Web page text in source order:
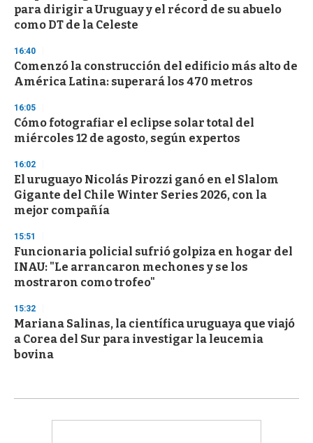
para dirigir a Uruguay y el récord de su abuelo
como DT de la Celeste
16:40
Comenzó la construcción del edificio más alto de
América Latina: superará los 470 metros
16:05
Cómo fotografiar el eclipse solar total del
miércoles 12 de agosto, según expertos
16:02
El uruguayo Nicolás Pirozzi ganó en el Slalom
Gigante del Chile Winter Series 2026, con la
mejor compañía
15:51
Funcionaria policial sufrió golpiza en hogar del
INAU: "Le arrancaron mechones y se los
mostraron como trofeo"
15:32
Mariana Salinas, la científica uruguaya que viajó
a Corea del Sur para investigar la leucemia
bovina